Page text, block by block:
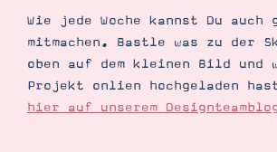
Wie jede Woche kannst Du auch
mitmachen. Bastle was zu der
oben auf dem kleinen Bild und
Projekt onlien hochgeladen
hier auf unserem